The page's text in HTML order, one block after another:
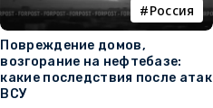
Россия
Повреждение домов,
возгорание на нефтебазе:
какие последствия после атак
ВСУ